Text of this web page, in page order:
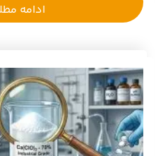
ادامه